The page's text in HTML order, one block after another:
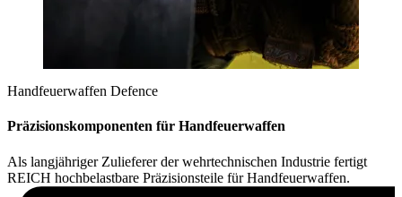
Handfeuerwaffen Defence
Präzisionskomponenten für Handfeuerwaffen
Als langjähriger Zulieferer der wehrtechnischen Industrie fertigt
REICH hochbelastbare Präzisionsteile für Handfeuerwaffen.